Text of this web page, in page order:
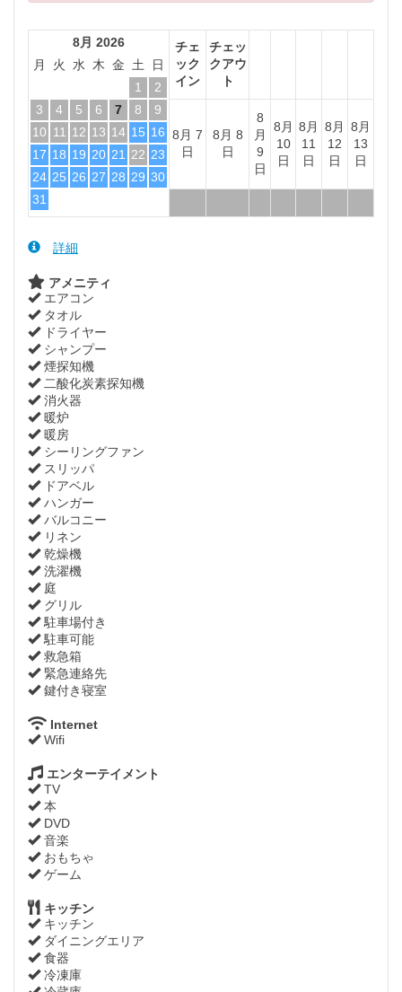
8月 2026
月
火 水 木 金 土
日
1
2
3
4 5 6 7 8
9
10 11 12 13 14 15 16
17 18 19 20 21 22 23
24 25 26 27 28 29 30
31
チェ
ック
イン
チェッ
クアウ
ト
8月 7
日
8月 8
日
8
月
9
日
8月
10
日
8月
11
日
8月
12
日
8月
13
日
詳細
アメニティ
エアコン
タオル
ドライヤー
シャンプー
煙探知機
二酸化炭素探知機
消火器
暖炉
暖房
シーリングファン
スリッパ
ドアベル
ハンガー
バルコニー
リネン
乾燥機
洗濯機
庭
グリル
駐車場付き
駐車可能
救急箱
緊急連絡先
鍵付き寝室
Internet
Wifi
エンターテイメント
TV
本
DVD
音楽
おもちゃ
ゲーム
キッチン
キッチン
ダイニングエリア
食器
冷凍庫